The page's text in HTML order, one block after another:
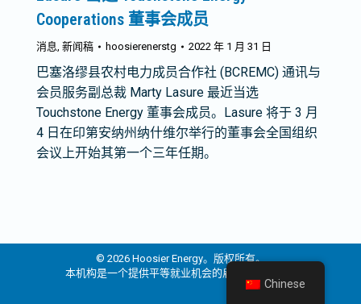
Cooperations 董事会成员
消息, 新闻稿 hoosierenerstg 2022 年 1 月 31 日
巴塞洛缪县农村电力成员合作社 (BCREMC) 通讯与
会员服务副总裁 Marty Lasure 最近当选
Touchstone Energy 董事会成员。Lasure 将于 3 月
4 日在印第安纳州纳什维尔举行的董事会全国组织
会议上开始其第一个三年任期。
© 2026 Hoosier Energy。版权所有。
本机构是一个提供平等就业机会的雇主和提供者。
Chinese